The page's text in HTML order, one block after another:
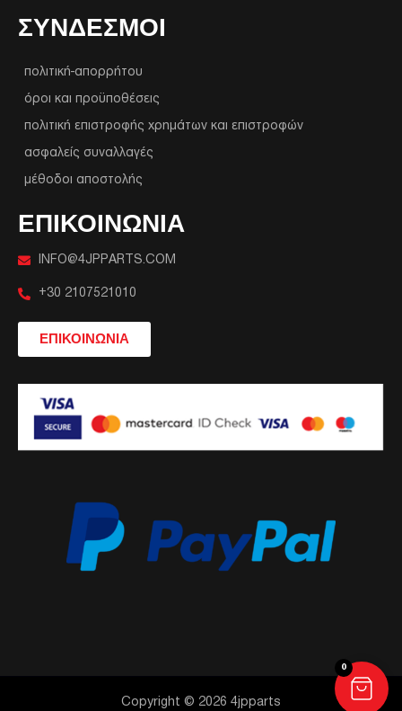
ΣΥΝΔΕΣΜΟΙ
πολιτική-απορρήτου
όροι και προϋποθέσεις
πολιτική επιστροφής χρημάτων και επιστροφών
ασφαλείς συναλλαγές
μέθοδοι αποστολής
ΕΠΙΚΟΙΝΩΝΙΑ
INFO@4JPPARTS.COM
+30 2107521010
ΕΠΙΚΟΙΝΩΝΙΑ
Copyright © 2026 4jpparts
0